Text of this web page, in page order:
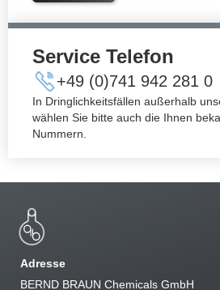
Service Telefon​
+49 (0)741 942 281 0​
In Dringlichkeitsfällen außerhalb
wählen Sie bitte auch die Ihnen
Nummern.
Adresse
BERND BRAUN Chemicals GmbH